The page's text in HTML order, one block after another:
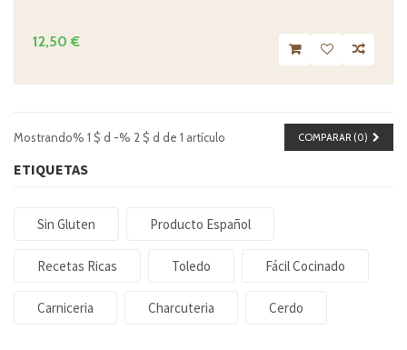
12,50 €
COMPARAR (0)
Mostrando% 1 $ d -% 2 $ d de 1 artículo
ETIQUETAS
Sin Gluten Producto Español
Recetas Ricas Toledo Fácil Cocinado
Carniceria Charcuteria Cerdo